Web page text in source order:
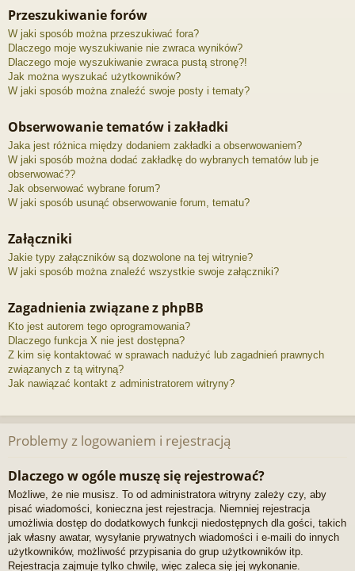
Przeszukiwanie forów
W jaki sposób można przeszukiwać fora?
Dlaczego moje wyszukiwanie nie zwraca wyników?
Dlaczego moje wyszukiwanie zwraca pustą stronę?!
Jak można wyszukać użytkowników?
W jaki sposób można znaleźć swoje posty i tematy?
Obserwowanie tematów i zakładki
Jaka jest różnica między dodaniem zakładki a obserwowaniem?
W jaki sposób można dodać zakładkę do wybranych tematów lub je
obserwować??
Jak obserwować wybrane forum?
W jaki sposób usunąć obserwowanie forum, tematu?
Załączniki
Jakie typy załączników są dozwolone na tej witrynie?
W jaki sposób można znaleźć wszystkie swoje załączniki?
Zagadnienia związane z phpBB
Kto jest autorem tego oprogramowania?
Dlaczego funkcja X nie jest dostępna?
Z kim się kontaktować w sprawach nadużyć lub zagadnień prawnych
związanych z tą witryną?
Jak nawiązać kontakt z administratorem witryny?
Problemy z logowaniem i rejestracją
Dlaczego w ogóle muszę się rejestrować?
Możliwe, że nie musisz. To od administratora witryny zależy czy, aby
pisać wiadomości, konieczna jest rejestracja. Niemniej rejestracja
umożliwia dostęp do dodatkowych funkcji niedostępnych dla gości, takich
jak własny awatar, wysyłanie prywatnych wiadomości i e-maili do innych
użytkowników, możliwość przypisania do grup użytkowników itp.
Rejestracja zajmuje tylko chwilę, więc zaleca się jej wykonanie.